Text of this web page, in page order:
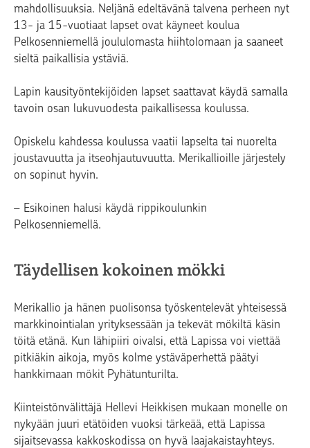
mahdollisuuksia. Neljänä edeltävänä talvena perheen nyt
13- ja 15-vuotiaat lapset ovat käyneet koulua
Pelkosenniemellä joululomasta hiihtolomaan ja saaneet
sieltä paikallisia ystäviä.
Lapin kausityöntekijöiden lapset saattavat käydä samalla
tavoin osan lukuvuodesta paikallisessa koulussa.
Opiskelu kahdessa koulussa vaatii lapselta tai nuorelta
joustavuutta ja itseohjautuvuutta. Merikallioille järjestely
on sopinut hyvin.
– Esikoinen halusi käydä rippikoulunkin
Pelkosenniemellä.
Täydellisen kokoinen mökki
Merikallio ja hänen puolisonsa työskentelevät yhteisessä
markkinointialan yrityksessään ja tekevät mökiltä käsin
töitä etänä. Kun lähipiiri oivalsi, että Lapissa voi viettää
pitkiäkin aikoja, myös kolme ystäväperhettä päätyi
hankkimaan mökit Pyhätunturilta.
Kiinteistönvälittäjä Hellevi Heikkisen mukaan monelle on
nykyään juuri etätöiden vuoksi tärkeää, että Lapissa
sijaitsevassa kakkoskodissa on hyvä laajakaistayhteys.